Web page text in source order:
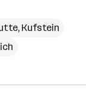
, Kufstein